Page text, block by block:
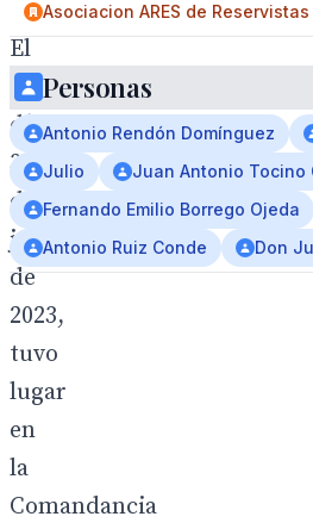
El
pasado
día
3
de
julio
de
2023,
tuvo
lugar
en
la
Comandancia
Asociacion ARES de
Personas
Antonio Rendón Domínguez
Julio
Juan Antonio Tocino
Fernando Emilio Borrego Ojeda
Antonio Ruiz Conde
Don